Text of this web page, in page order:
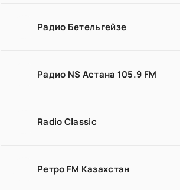
Радио Бетельгейзе
Радио NS Астана 105.9 FM
Radio Classic
Ретро FM Казахстан